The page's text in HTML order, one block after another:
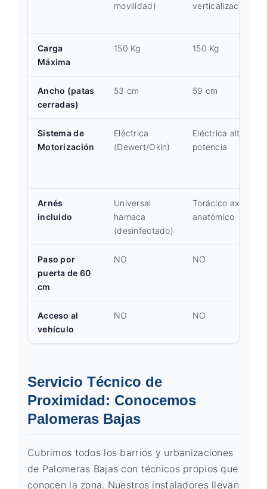
movilidad)
verticalización
Carga
Máxima
150 Kg 150 Kg
Ancho (patas
cerradas)
53 cm 59 cm
Sistema de
Motorización
Eléctrica
(Dewert/Okin)
Eléctrica alta
potencia
Arnés
incluido
Universal
hamaca
(desinfectado)
Torácico axial
anatómico
Paso por
puerta de 60
cm
NO NO
Acceso al
vehículo
NO NO
Servicio Técnico de
Proximidad: Conocemos
Palomeras Bajas
Cubrimos todos los barrios y urbanizaciones
de Palomeras Bajas con técnicos propios que
conocen la zona. Nuestros instaladores llevan